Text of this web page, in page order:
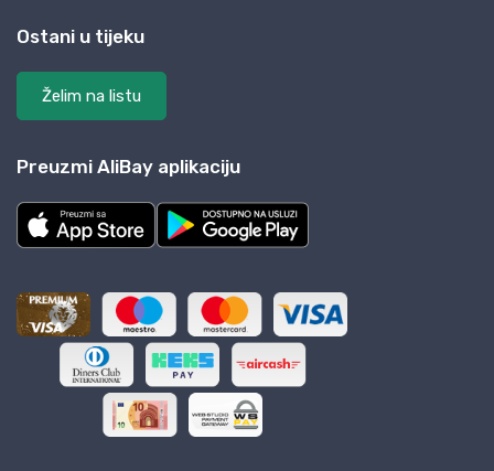
Ostani u tijeku
Želim na listu
Preuzmi AliBay aplikaciju